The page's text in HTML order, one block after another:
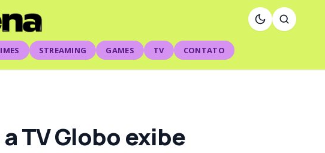
STREAMING GAMES TV CONTATO
TV Globo exibe